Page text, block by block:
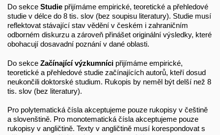
Do sekce Studie přijímáme empirické, teoretické a přehledové
studie v délce do 8 tis. slov (bez soupisu literatury). Studie musí
reflektovat stávající stav vědění v českém i zahraničním
odborném diskurzu a zároveň přinášet originální výsledky, které
obohacují dosavadní poznání v dané oblasti.
Do sekce Začínající výzkumníci přijímáme empirické,
teoretické a přehledové studie začínajících autorů, kteří dosud
neukončili doktorské studium. Rukopis by neměl být delší než 8
tis. slov (bez literatury).
Pro polytematická čísla akceptujeme pouze rukopisy v češtině
a slovenštině. Pro monotematická čísla akceptujeme pouze
rukopisy v angličtině. Texty v angličtině musí korespondovat s